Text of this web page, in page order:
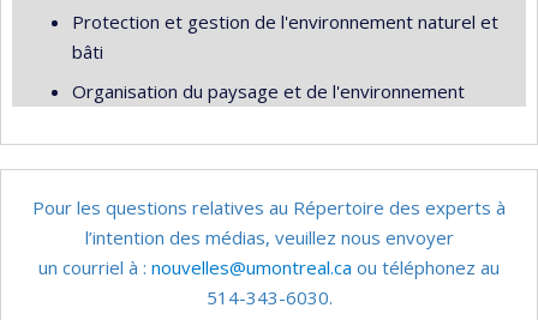
Protection et gestion de l'environnement naturel et
bâti
Organisation du paysage et de l'environnement
Pour les questions relatives au Répertoire des experts à
l’intention des médias, veuillez nous envoyer
un courriel à : nouvelles@umontreal.ca ou téléphonez au
514-343-6030.